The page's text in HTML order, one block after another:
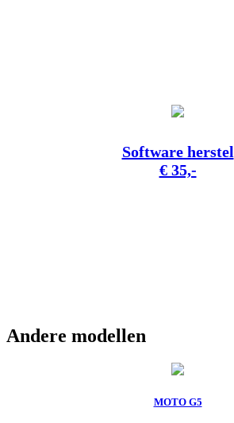
Software herstel
€ 35,-
Andere modellen
MOTO G5